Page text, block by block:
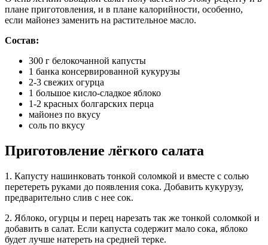
плане приготовления, и в плане калорийности, особенно,
если майонез заменить на растительное масло.
Состав:
300 г белокочанной капусты
1 банка консервированной кукурузы
2-3 свежих огурца
1 большое кисло-сладкое яблоко
1-2 красных болгарских перца
майонез по вкусу
соль по вкусу
Приготовление лёгкого салата
1. Капусту нашинковать тонкой соломкой и вместе с солью
перетереть руками до появления сока. Добавить кукурузу,
предварительно слив с нее сок.
2. Яблоко, огурцы и перец нарезать так же тонкой соломкой и
добавить в салат. Если капуста содержит мало сока, яблоко
будет лучше натереть на средней терке.